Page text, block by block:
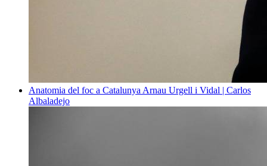
Anatomia del foc a Catalunya Arnau Urgell i Vidal | Carlos
Albaladejo